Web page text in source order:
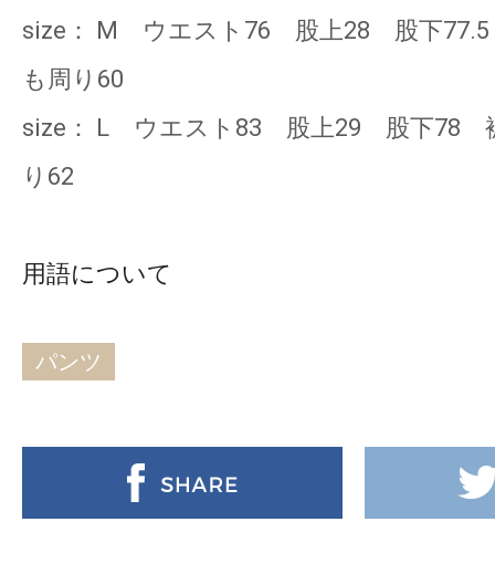
size： M ウエスト76 股上28 股下
も周り60
size： L ウエスト83 股上29 股下78
り62
用語について
パンツ